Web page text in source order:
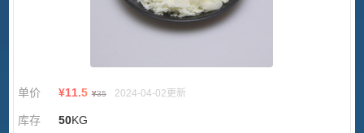
单价 ¥11.5 ¥35 2024-04-02更新
库存 50KG